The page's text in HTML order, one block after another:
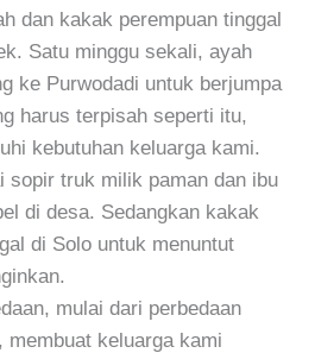
dan kakak perempuan tinggal
Satu minggu sekali, ayah
ke Purwodadi untuk berjumpa
harus terpisah seperti itu,
kebutuhan keluarga kami.
sopir truk milik paman dan ibu
di desa. Sedangkan kakak
di Solo untuk menuntut
mulai dari perbedaan
membuat keluarga kami